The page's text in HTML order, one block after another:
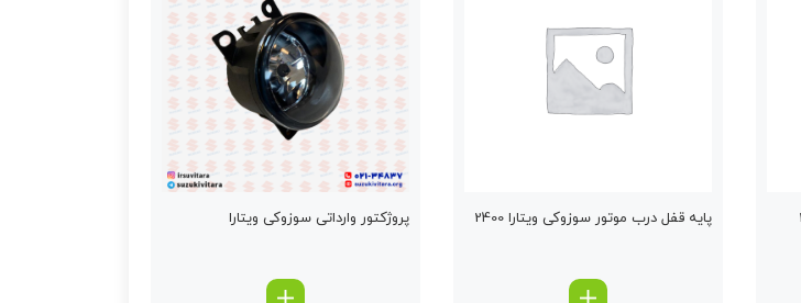
پایه قفل درب موتور سوزوکی ویتارا 2400 پروژكتور وارداتی سوزوکی ویتارا